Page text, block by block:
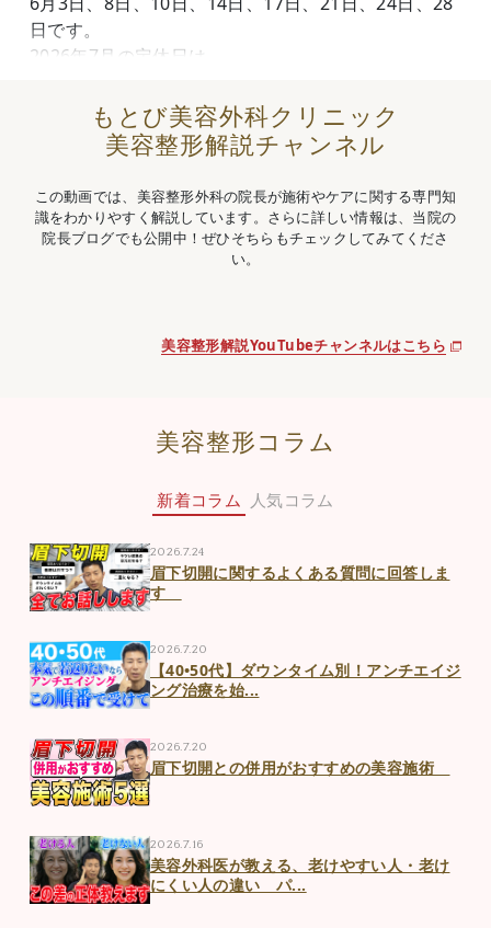
日です。
2026年7月の定休日は
夏休み・お盆休みの手術・施術のご予約はお早めに。
まずは、無料カウンセリングのご予約お待ちしており
2026.4.27
GW中の無料カウンセリングのご予約まだ空きござい
ますので是非お早めに。お待ちしております。
2026年4月の定休日は
4月1日、5日、15日、19日、22日です。
無料カウンセリングご予約まだ空きございますので是
非お早めに。お待ちしております。
2025.11.14
2025年12月の定休日は
12月3日、10日、14日、19日、24日です。
無料カウンセリングご予約まだ空きございますので是
非お早めに。お待ちしております。
浩二郎先生のお得なキャンペーンも行っておりますの
で是非！
2025年11月の定休日は
11月5日、12日、16日、19日、24日、26日、30日で
もとび美容外科クリニック
美容整形解説チャンネル
この動画では、美容整形外科の院長が施術やケアに関する専門知
識をわかりやすく解説しています。さらに詳しい情報は、当院の
院長ブログでも公開中！ぜひそちらもチェックしてみてくださ
い。
美容整形解説YouTubeチャンネルはこちら
美容整形コラム
新着コラム 人気コラム
2026.7.24
眉下切開に関するよくある質問に回答しま
す
2026.7.20
【40•50代】ダウンタイム別！アンチエイジ
ング治療を始...
2026.7.20
眉下切開との併用がおすすめの美容施術
2026.7.16
美容外科医が教える、老けやすい人・老け
にくい人の違い パ...